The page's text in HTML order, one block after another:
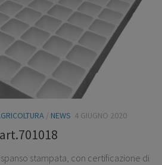
/ NEWS 4 GIUGNO 2020
stampata, con certificazione di